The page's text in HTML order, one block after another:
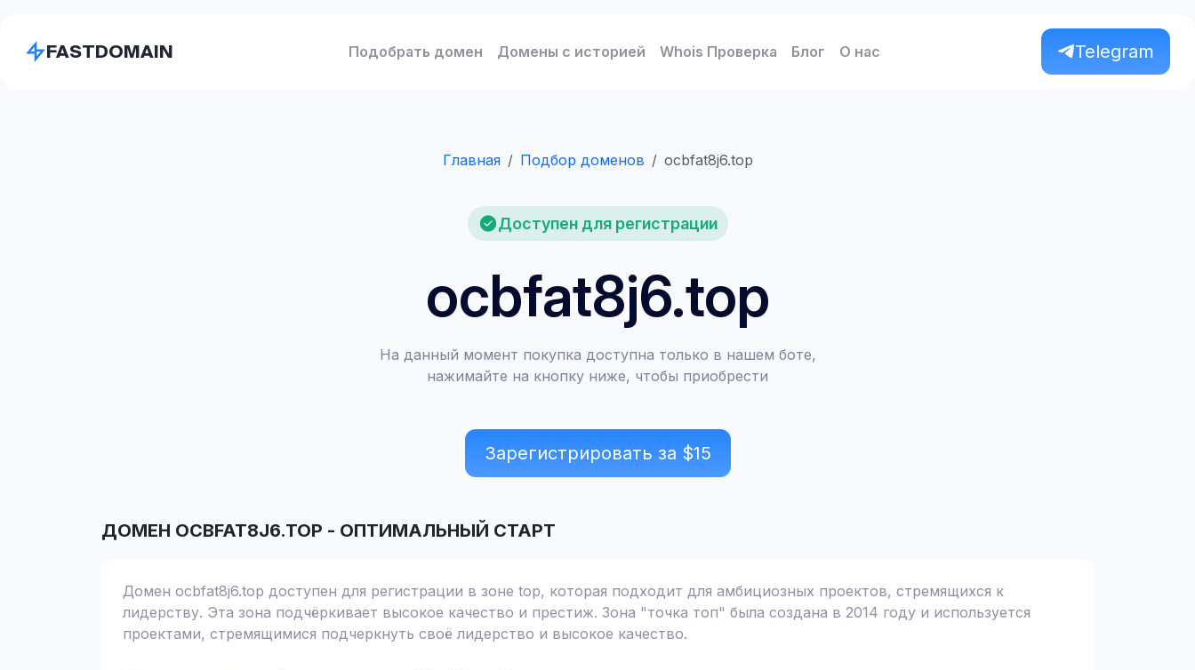
FASTDOMAIN Подобрать домен Домены с историей Whois Проверка Блог О нас Telegram
Главная Подбор доменов ocbfat8j6.top
Доступен для регистрации
ocbfat8j6.top
На данный момент покупка доступна только в нашем боте,
нажимайте на кнопку ниже, чтобы приобрести
Зарегистрировать за $15
ДОМЕН OCBFAT8J6.TOP - ОПТИМАЛЬНЫЙ СТАРТ
Домен ocbfat8j6.top доступен для регистрации в зоне top, которая подходит для амбициозных проектов, стремящихся к
лидерству. Эта зона подчёркивает высокое качество и престиж. Зона "точка топ" была создана в 2014 году и используется
проектами, стремящимися подчеркнуть своё лидерство и высокое качество.